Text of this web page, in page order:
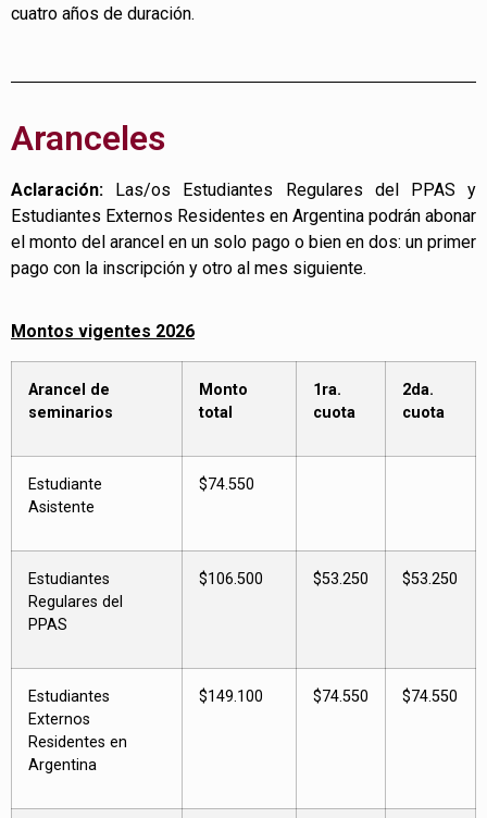
cuatro años de duración.
Aranceles
Aclaración: Las/os Estudiantes Regulares del PPAS y
Estudiantes Externos Residentes en Argentina podrán abonar
el monto del arancel en un solo pago o bien en dos: un primer
pago con la inscripción y otro al mes siguiente.
Montos vigentes 2026
Arancel de
seminarios
Monto
total
1ra.
cuota
2da.
cuota
Estudiante
Asistente
$74.550
Estudiantes
Regulares del
PPAS
$106.500 $53.250 $53.250
Estudiantes
Externos
Residentes en
Argentina
$149.100 $74.550 $74.550